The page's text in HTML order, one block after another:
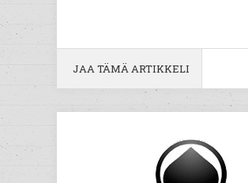
JAA TÄMÄ ARTIKKELI